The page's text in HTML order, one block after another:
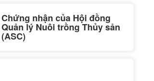
Chứng nhận của Hội đồng
Quản lý Nuôi trồng Thủy sản
(ASC)